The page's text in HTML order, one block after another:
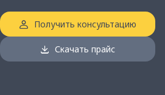
Количество плитки на поддоне, м²:
14.85
Вес поддона с плиткой, кг:
Получить консультацию
Скачать прайс